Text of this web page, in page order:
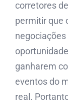
corretores
permitir que
ganharem
eventos do
real.